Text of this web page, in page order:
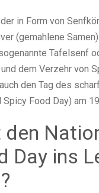
in Form von
(gemahlene
Tafelsenf
dem Verzehr von
den Tag des
Spicy Food Day) am
den
Day ins